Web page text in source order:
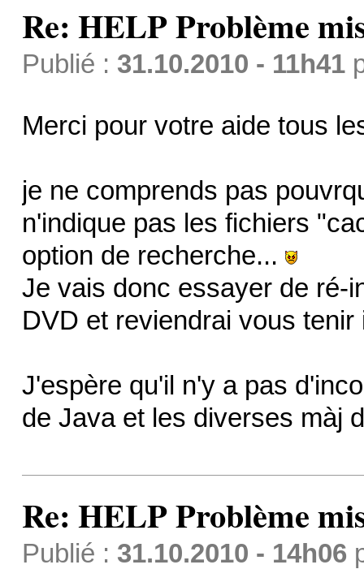
Re: HELP Problème
Publié : 31.10.2010 - 11h41
Merci pour votre aide tous
je ne comprends pas
n'indique pas les fichiers
option de recherche...
Je vais donc essayer de ré-
DVD et reviendrai vous
J'espère qu'il n'y a pas
de Java et les diverses màj
Re: HELP Problème
Publié : 31.10.2010 - 14h06